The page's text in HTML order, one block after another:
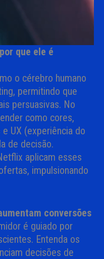
que ele é
o cérebro humano
permitindo que
persuasivas. No
como cores,
UX (experiência do
de decisão.
aplicam esses
impulsionando
conversões
é guiado por
Entenda os
decisões de